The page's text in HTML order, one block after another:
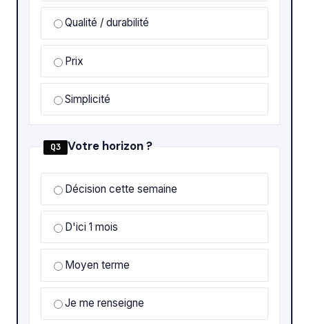
Qualité / durabilité
Prix
Simplicité
Q3 Votre horizon ?
Décision cette semaine
D'ici 1 mois
Moyen terme
Je me renseigne